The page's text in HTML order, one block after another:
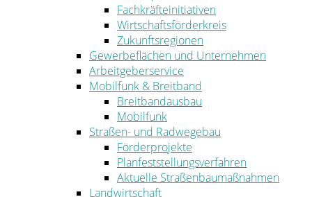
Fachkräfteinitiativen
Wirtschaftsförderkreis
Zukunftsregionen
Gewerbeflächen und Unternehmen
Arbeitgeberservice
Mobilfunk & Breitband
Breitbandausbau
Mobilfunk
Straßen- und Radwegebau
Förderprojekte
Planfeststellungsverfahren
Aktuelle Straßenbaumaßnahmen
Landwirtschaft